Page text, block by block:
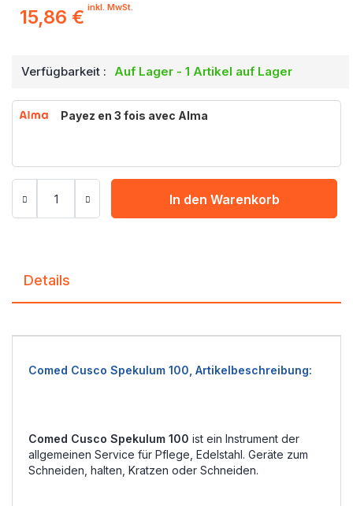
15,86 € inkl. MwSt.
Verfügbarkeit : Auf Lager - 1 Artikel auf Lager
Payez en 3 fois avec Alma
In den Warenkorb
Details
Comed Cusco Spekulum 100, Artikelbeschreibung:
Comed Cusco Spekulum 100 ist ein Instrument der
allgemeinen Service für Pflege, Edelstahl. Geräte zum
Schneiden, halten, Kratzen oder Schneiden.